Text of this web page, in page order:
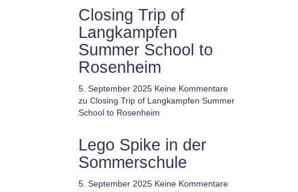
Closing Trip of
Langkampfen
Summer School to
Rosenheim
5. September 2025 Keine Kommentare
zu Closing Trip of Langkampfen Summer
School to Rosenheim
Lego Spike in der
Sommerschule
5. September 2025 Keine Kommentare